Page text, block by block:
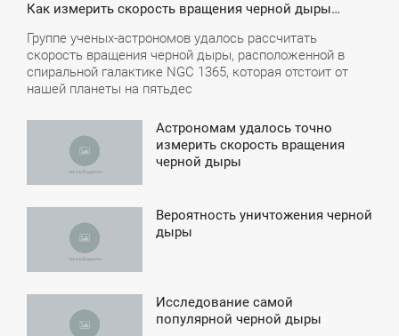
Как измерить скорость вращения черной дыры…
Группе ученых-астрономов удалось рассчитать
скорость вращения черной дыры, расположенной в
спиральной галактике NGC 1365, которая отстоит от
нашей планеты на пятьдес
Астрономам удалось точно
измерить скорость вращения
черной дыры
Вероятность уничтожения черной
дыры
Исследование самой
популярной черной дыры